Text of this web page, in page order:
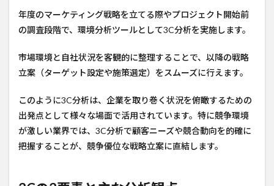
年度のマーケティング戦略を立てる際やプロジェクト開始前
の調査段階で、環境分析ツールとして3C分析を実施します。
市場環境と自社状況を客観的に整理することで、以降の戦略
立案（ターゲット設定や施策選定）をスムーズに行えます。
このように3C分析は、企業を取り巻く状況を俯瞰するための
出発点として様々な場面で活用されています。特に競争環境
が激しい業界では、3C分析で顧客ニーズや競合動向を的確に
把握することが、競争優位な戦略立案に直結します。